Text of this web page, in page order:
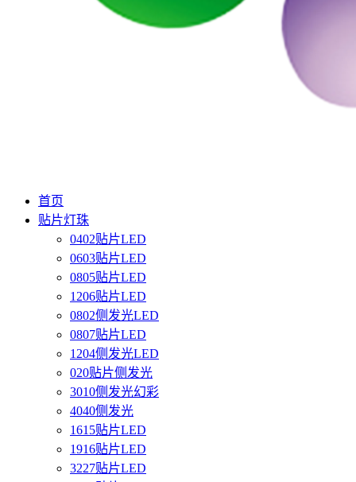
首页
贴片灯珠
0402贴片LED
0603贴片LED
0805贴片LED
1206贴片LED
0802侧发光LED
0807贴片LED
1204侧发光LED
020贴片侧发光
3010侧发光幻彩
4040侧发光
1615贴片LED
1916贴片LED
3227贴片LED